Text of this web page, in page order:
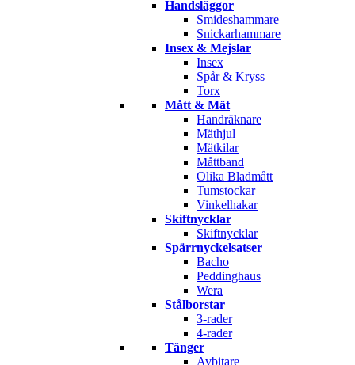
Handsläggor
Smideshammare
Snickarhammare
Insex & Mejslar
Insex
Spår & Kryss
Torx
Mått & Mät
Handräknare
Mäthjul
Mätkilar
Måttband
Olika Bladmått
Tumstockar
Vinkelhakar
Skiftnycklar
Skiftnycklar
Spärrnyckelsatser
Bacho
Peddinghaus
Wera
Stålborstar
3-rader
4-rader
Tänger
Avbitare